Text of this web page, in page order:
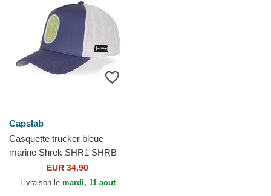
Capslab
Casquette trucker bleue
marine Shrek SHR1 SHRB
EUR 34,90
Livraison le mardi, 11 aout